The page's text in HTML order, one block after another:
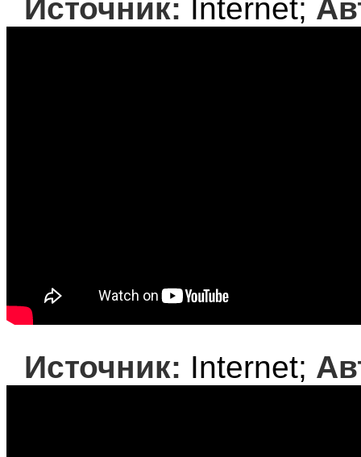
Источник: Internet;
Источник: Internet;